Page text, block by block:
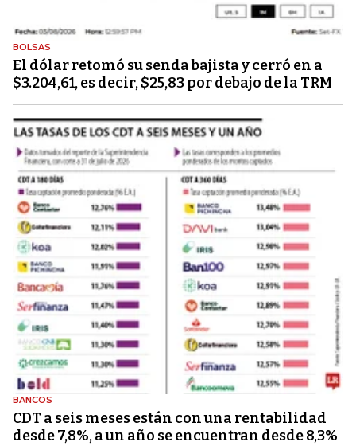
BOLSAS
El dólar retomó su senda bajista y cerró en a
$3.204,61, es decir, $25,83 por debajo de la TRM
BANCOS
CDT a seis meses están con una rentabilidad
desde 7,8%, a un año se encuentran desde 8,3%